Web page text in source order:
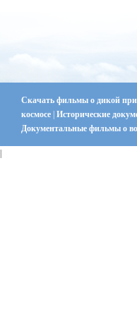
Скачать фильмы о дикой
космосе | Исторические
Документальные фильмы о
|